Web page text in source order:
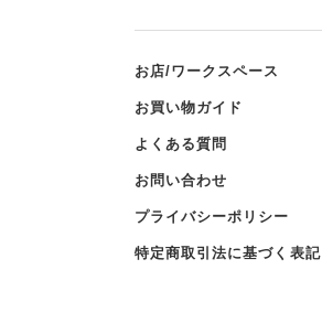
お店/ワークスペース
お買い物ガイド
よくある質問
お問い合わせ
プライバシーポリシー
特定商取引法に基づく表記